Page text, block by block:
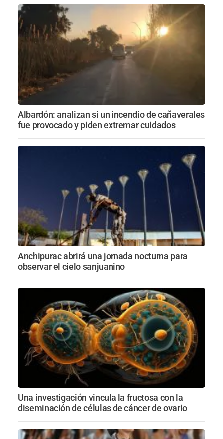
Albardón: analizan si un incendio de cañaverales
fue provocado y piden extremar cuidados
Anchipurac abrirá una jornada nocturna para
observar el cielo sanjuanino
Una investigación vincula la fructosa con la
diseminación de células de cáncer de ovario